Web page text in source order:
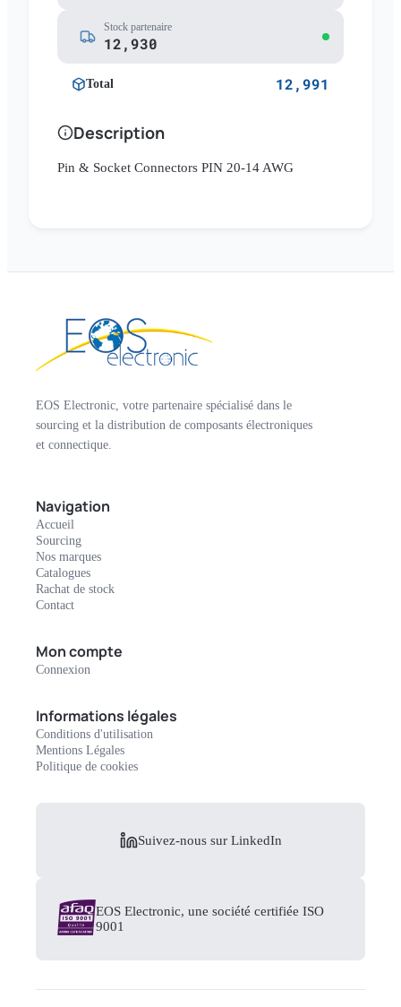
Stock partenaire
12,930
Total 12,991
Description
Pin & Socket Connectors PIN 20-14 AWG
EOS Electronic, votre partenaire spécialisé dans le
sourcing et la distribution de composants électroniques
et connectique.
Navigation
Accueil
Sourcing
Nos marques
Catalogues
Rachat de stock
Contact
Mon compte
Connexion
Informations légales
Conditions d'utilisation
Mentions Légales
Politique de cookies
Suivez-nous sur LinkedIn
EOS Electronic, une société certifiée ISO
9001